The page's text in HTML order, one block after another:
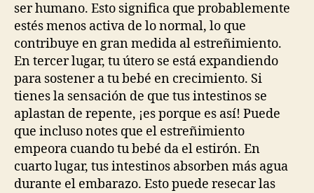
ser humano. Esto significa que probablemente
estés menos activa de lo normal, lo que
contribuye en gran medida al estreñimiento.
En tercer lugar, tu útero se está expandiendo
para sostener a tu bebé en crecimiento. Si
tienes la sensación de que tus intestinos se
aplastan de repente, ¡es porque es así! Puede
que incluso notes que el estreñimiento
empeora cuando tu bebé da el estirón. En
cuarto lugar, tus intestinos absorben más agua
durante el embarazo. Esto puede resecar las